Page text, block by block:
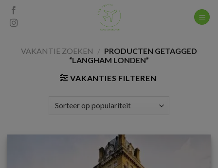
Skip
content
VAKANTIE ZOEKEN / PRODUCTEN GETAGGED
“LANGHAM LONDEN”
VAKANTIES FILTEREN